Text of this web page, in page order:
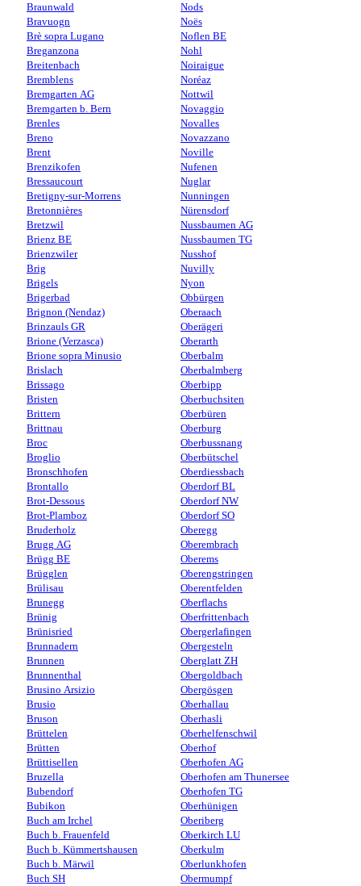
Braunwald
Bravuogn
Brè sopra Lugano
Breganzona
Breitenbach
Bremblens
Bremgarten AG
Bremgarten b. Bern
Brenles
Breno
Brent
Brenzikofen
Bressaucourt
Bretigny-sur-Morrens
Bretonnières
Bretzwil
Brienz BE
Brienzwiler
Brig
Brigels
Brigerbad
Brignon (Nendaz)
Brinzauls GR
Brione (Verzasca)
Brione sopra Minusio
Brislach
Brissago
Bristen
Brittern
Brittnau
Broc
Broglio
Bronschhofen
Brontallo
Brot-Dessous
Brot-Plamboz
Bruderholz
Brugg AG
Brügg BE
Brügglen
Brülisau
Brunegg
Brünig
Brünisried
Brunnadern
Brunnen
Brunnenthal
Brusino Arsizio
Brusio
Bruson
Brüttelen
Brütten
Brüttisellen
Bruzella
Bubendorf
Bubikon
Buch am Irchel
Buch b. Frauenfeld
Buch b. Kümmertshausen
Buch b. Märwil
Buch SH
Nods
Noës
Noflen BE
Nohl
Noiraigue
Noréaz
Nottwil
Novaggio
Novalles
Novazzano
Noville
Nufenen
Nuglar
Nunningen
Nürensdorf
Nussbaumen AG
Nussbaumen TG
Nusshof
Nuvilly
Nyon
Obbürgen
Oberaach
Oberägeri
Oberarth
Oberbalm
Oberbalmberg
Oberbipp
Oberbuchsiten
Oberbüren
Oberburg
Oberbussnang
Oberbütschel
Oberdiessbach
Oberdorf BL
Oberdorf NW
Oberdorf SO
Oberegg
Oberembrach
Oberems
Oberengstringen
Oberentfelden
Oberflachs
Oberfrittenbach
Obergerlafingen
Obergesteln
Oberglatt ZH
Obergoldbach
Obergösgen
Oberhallau
Oberhasli
Oberhelfenschwil
Oberhof
Oberhofen AG
Oberhofen am Thunersee
Oberhofen TG
Oberhünigen
Oberiberg
Oberkirch LU
Oberkulm
Oberlunkhofen
Obermumpf